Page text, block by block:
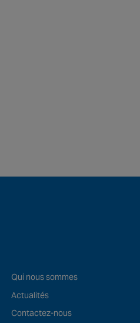
Qui nous sommes
Actualités
Contactez-nous